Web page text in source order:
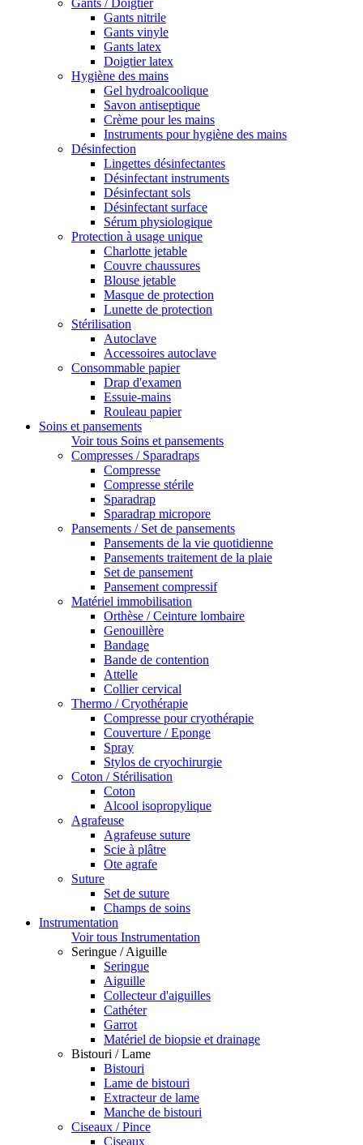
Gants / Doigtier
Gants nitrile
Gants vinyle
Gants latex
Doigtier latex
Hygiène des mains
Gel hydroalcoolique
Savon antiseptique
Crème pour les mains
Instruments pour hygiène des mains
Désinfection
Lingettes désinfectantes
Désinfectant instruments
Désinfectant sols
Désinfectant surface
Sérum physiologique
Protection à usage unique
Charlotte jetable
Couvre chaussures
Blouse jetable
Masque de protection
Lunette de protection
Stérilisation
Autoclave
Accessoires autoclave
Consommable papier
Drap d'examen
Essuie-mains
Rouleau papier
Soins et pansements
Voir tous Soins et pansements
Compresses / Sparadraps
Compresse
Compresse stérile
Sparadrap
Sparadrap micropore
Pansements / Set de pansements
Pansements de la vie quotidienne
Pansements traitement de la plaie
Set de pansement
Pansement compressif
Matériel immobilisation
Orthèse / Ceinture lombaire
Genouillère
Bandage
Bande de contention
Attelle
Collier cervical
Thermo / Cryothérapie
Compresse pour cryothérapie
Couverture / Eponge
Spray
Stylos de cryochirurgie
Coton / Stérilisation
Coton
Alcool isopropylique
Agrafeuse
Agrafeuse suture
Scie à plâtre
Ote agrafe
Suture
Set de suture
Champs de soins
Instrumentation
Voir tous Instrumentation
Seringue / Aiguille
Seringue
Aiguille
Collecteur d'aiguilles
Cathéter
Garrot
Matériel de biopsie et drainage
Bistouri / Lame
Bistouri
Lame de bistouri
Extracteur de lame
Manche de bistouri
Ciseaux / Pince
Ciseaux